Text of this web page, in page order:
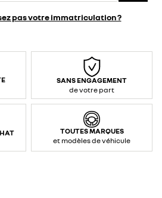
pas votre immatriculation ?
SANS ENGAGEMENT
de votre part
TOUTES MARQUES
et modèles de véhicule